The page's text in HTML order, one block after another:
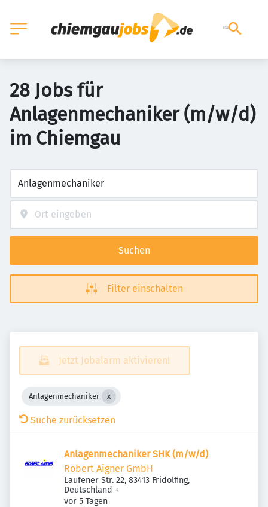
28 Jobs für
Anlagenmechaniker (m/w/d)
im Chiemgau
Suchen
Filter einschalten
Jetzt Jobalarm aktivieren!
Anlagenmechaniker
Suche zurücksetzen
Anlagenmechaniker SHK (m/w/d)
Robert Aigner GmbH
Laufener Str. 22, 83413 Fridolfing,
Deutschland +
Veröffentlicht
vor 5 Tagen